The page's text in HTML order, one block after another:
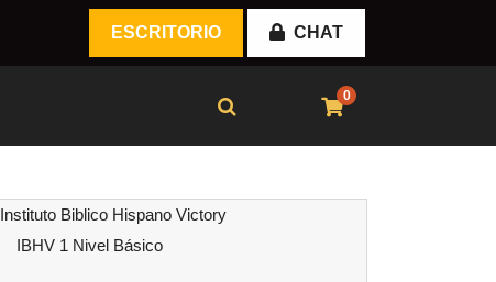
ESCRITORIO CHAT
0
Instituto Biblico Hispano Victory
IBHV 1 Nivel Básico